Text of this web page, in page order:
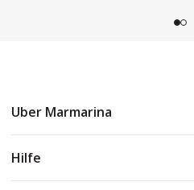
Uber Marmarina
Hilfe